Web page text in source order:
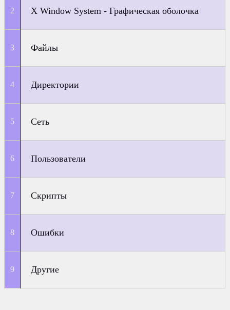
X Window System - Графическая оболочка
Файлы
Директории
Сеть
Пользователи
Скрипты
Ошибки
Другие